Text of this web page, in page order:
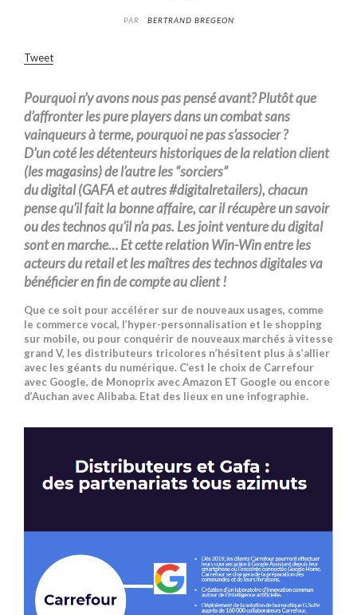
PAR BERTRAND BREGEON
Tweet
Pourquoin’y avons nouspas pensé avant?Plutôt que
d’affronter les pureplayersdans un combat sans
vainqueurs à terme, pourquoi ne pas s’associer ?
D’uncotéles détenteurs historiques de la relation client
(les magasins) de l’autre les “sorciers”
dudigital(GAFAet autres #digitalretailers), chacun
pense qu’il fait la bonne affaire, car il récupère un savoir
ou destechnosqu’il n’a pas. Les joint venturedu digital
sonten marche… Et cette relation Win-Win entre les
acteurs duretailet les maîtres destechnosdigitalesva
bénéficier en fin de compte au client !
Que ce soit pour accélérer sur de nouveaux usages, comme
le commerce vocal, l’hyper-personnalisation et le shopping
sur mobile, ou pour conquérir de nouveaux marchés à vitesse
grand V, les distributeurs tricolores n’hésitent plus à s’allier
avec les géants du numérique. C’est le choix de Carrefour
avec Google, de Monoprix avec Amazon ET Google ou encore
d’Auchan avec Alibaba. Etat des lieux en une infographie.